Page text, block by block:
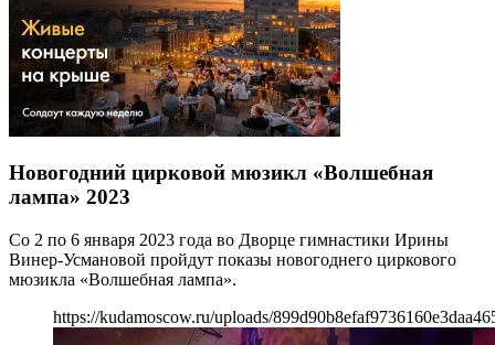
Новогодний цирковой мюзикл «Волшебная
лампа» 2023
Со 2 по 6 января 2023 года во Дворце гимнастики Ирины
Винер-Усмановой пройдут показы новогоднего циркового
мюзикла «Волшебная лампа».
https://kudamoscow.ru/uploads/